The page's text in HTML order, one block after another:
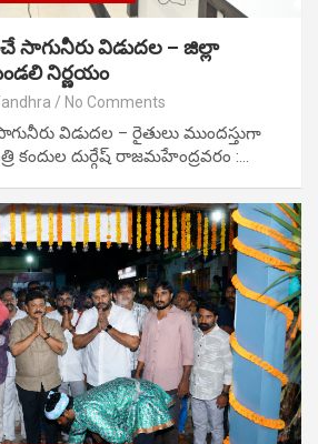
సాగునీరు విడుదల – జిల్లా
నిర్ణయం
No Comments
విడుదల – రైతులు ముందస్తుగా
కందుల దుర్గేష్ రాజమహేంద్రవరం :…